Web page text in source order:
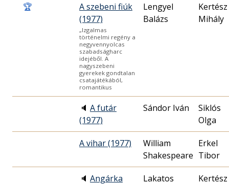
🏆
A szebeni fiúk
(1977)
„Izgalmas
történelmi regény a
negyvennyolcas
szabadságharc
idejéből. A
nagyszebeni
gyerekek gondtalan
csatajátékából,
romantikus
Lengyel
Balázs
Kertész
Mihály
🔈 A futár
(1977)
Sándor Iván
Siklós
Olga
A vihar (1977)
William
Shakespeare
Erkel
Tibor
🔈 Angárka
Lakatos
Kertész